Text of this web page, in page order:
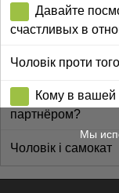
Давайте
счастливых в
Чоловік проти
Кому в вашей
партнёром?
Чоловік і самокат
Мы